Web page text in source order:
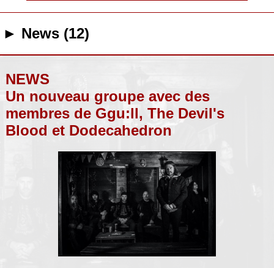
► News (12)
NEWS
Un nouveau groupe avec des
membres de Ggu:ll, The Devil's
Blood et Dodecahedron